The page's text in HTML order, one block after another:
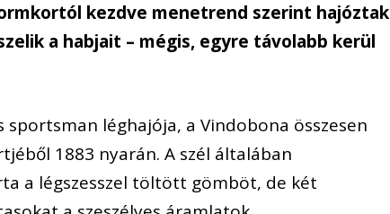
kezdve menetrend szerint hajóztak
a habjait – mégis, egyre távolabb kerül
léghajója, a Vindobona összesen
1883 nyarán. A szél általában
a légszesszel töltött gömböt, de két